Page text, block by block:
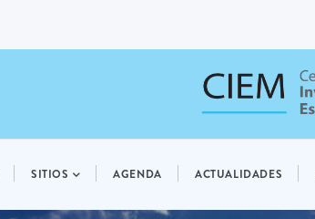
SITIOS AGENDA ACTUALIDADES